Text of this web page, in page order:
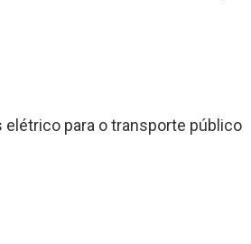
elétrico para o transporte público